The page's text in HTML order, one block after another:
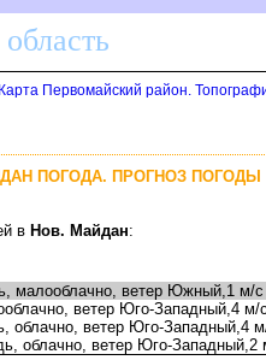
Карта Первомайский район.
ПОГОДА. ПРОГНОЗ
Нов. Майдан:
малооблачно, ветер Южный,1 м/с
ветер Юго-Западный,4 м/
ветер Юго-Западный,4
облачно, ветер Юго-Западный,2